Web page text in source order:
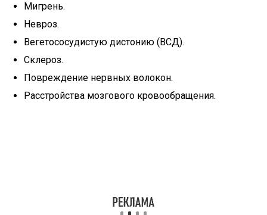
Мигрень.
Невроз.
Вегетососудистую дистонию (ВСД).
Склероз.
Повреждение нервных волокон.
Расстройства мозгового кровообращения.